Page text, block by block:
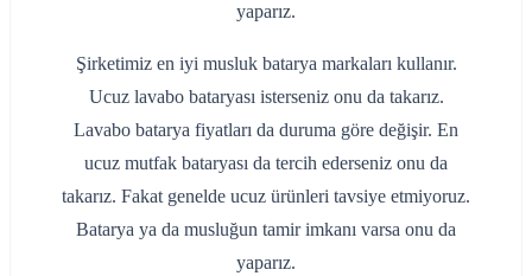
yaparız.
Şirketimiz en iyi musluk batarya markaları kullanır.
Ucuz lavabo bataryası isterseniz onu da takarız.
Lavabo batarya fiyatları da duruma göre değişir. En
ucuz mutfak bataryası da tercih ederseniz onu da
takarız. Fakat genelde ucuz ürünleri tavsiye etmiyoruz.
Batarya ya da musluğun tamir imkanı varsa onu da
yaparız.